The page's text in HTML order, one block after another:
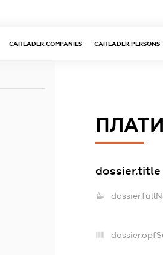
CAHEADER.COMPANIES CAHEADER.PERSONS
dossier.title